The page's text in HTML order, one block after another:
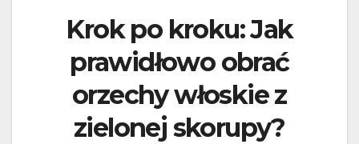
Krok po kroku: Jak
prawidłowo obrać
orzechy włoskie z
zielonej skorupy?